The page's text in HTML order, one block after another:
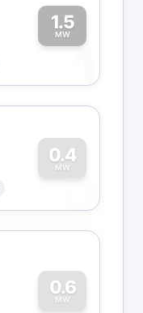
1.5
MW
1
0.4
MW
0
0.6
MW